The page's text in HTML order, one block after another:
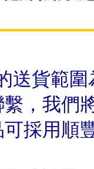
送貨範
，我們
採用順